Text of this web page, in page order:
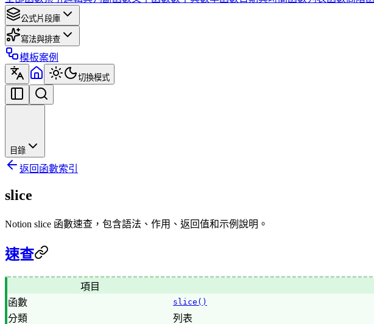
公式片段庫
寫法與排查
模板案例
切換模式
目錄
返回函數索引
slice
Notion slice 函數速查，包含語法、作用、返回值和示例說明。
速查
項目
函數
slice()
分類
列表